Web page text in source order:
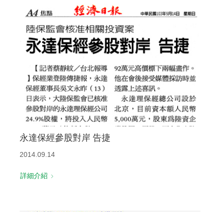
永達保經參股對岸 告捷
2014.09.14
詳細介紹